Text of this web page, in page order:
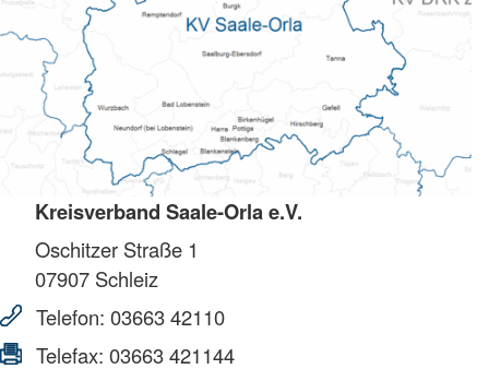
Kreisverband Saale-Orla e.V.
Oschitzer Straße 1
07907 Schleiz
Telefon: 03663 42110
Telefax: 03663 421144